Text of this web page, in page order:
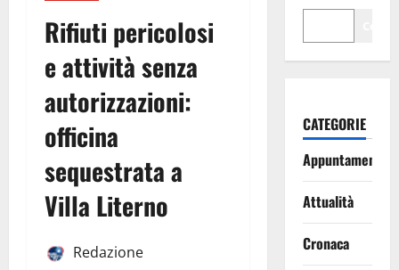
Rifiuti pericolosi
e attività senza
autorizzazioni:
officina
sequestrata a
Villa Literno
Redazione
CATEGORIE
Appuntamenti
Attualità
Cronaca